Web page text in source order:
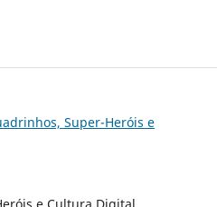
Super-Heróis e